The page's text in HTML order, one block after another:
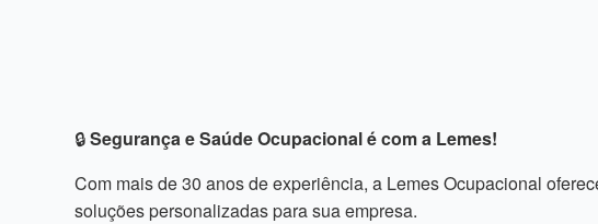
🔒Segurança e Saúde Ocupacional é com a Lemes!
Com mais de 30 anos de experiência, a Lemes Ocupacional
soluções personalizadas para sua empresa.